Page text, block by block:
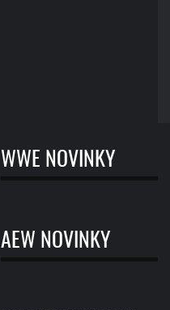
WWE NOVINKY
AEW NOVINKY